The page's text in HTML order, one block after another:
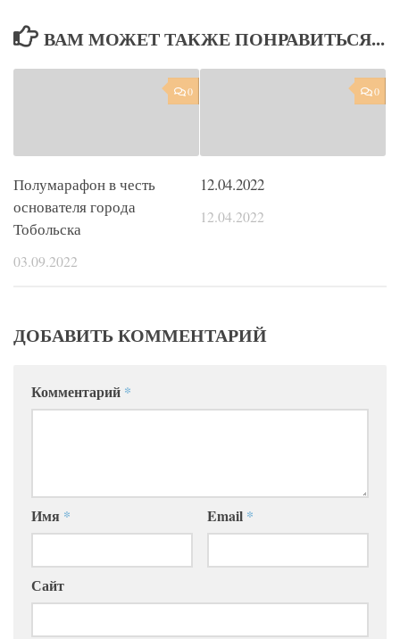
ВАМ МОЖЕТ ТАКЖЕ ПОНРАВИТЬСЯ...
0
Полумарафон в честь
основателя города
Тобольска
03.09.2022
0
12.04.2022
12.04.2022
ДОБАВИТЬ КОММЕНТАРИЙ
Комментарий *
Имя * Email *
Сайт